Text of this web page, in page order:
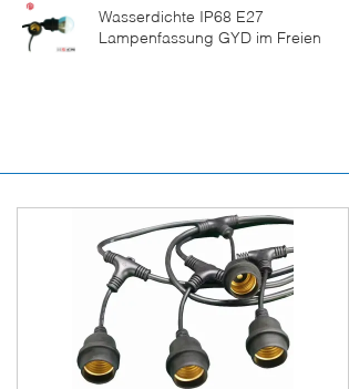
Wasserdichte IP68 E27
Lampenfassung GYD im Freien